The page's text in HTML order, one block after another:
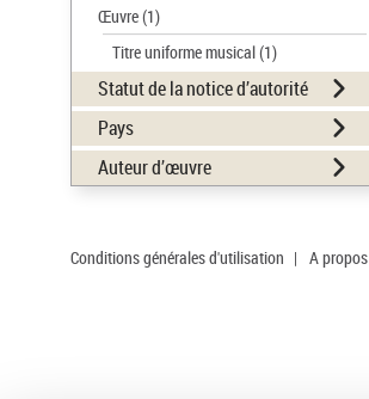
Œuvre(1)
Titre uniforme musical(1)
Statut de la notice d’autorité
Pays
Auteur d’œuvre
Conditions générales d'utilisation | A propos